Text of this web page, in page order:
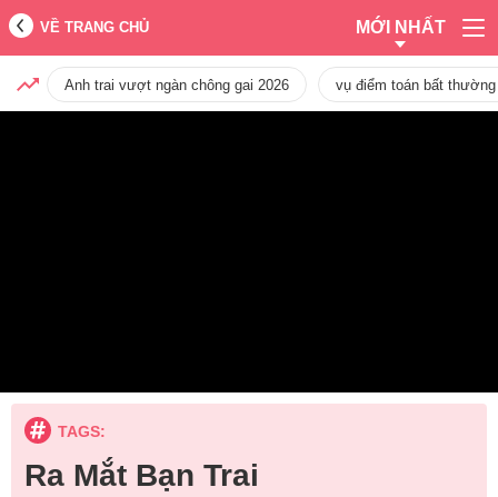
VỀ TRANG CHỦ MỚI NHẤT
Anh trai vượt ngàn chông gai 2026 vụ điểm toán bất
TAGS:
Ra Mắt Bạn Trai